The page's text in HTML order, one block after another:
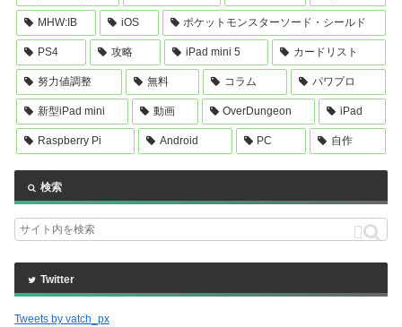
MHW:IB iOS ポケットモンスターソード・シールド
PS4 攻略 iPad mini 5 カードリスト
努力値調整 無料 コラム パワプロ
新型iPad mini 動画 OverDungeon iPad
Raspberry Pi Android PC 自作
検索
Twitter
Tweets by vatch_px